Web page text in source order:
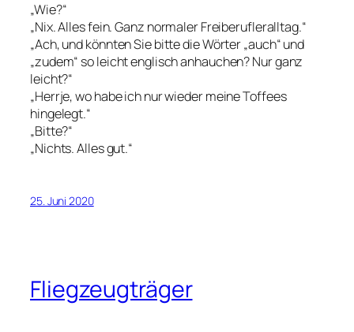
„Wie?“
„Nix. Alles fein. Ganz normaler Freiberufleralltag.“
„Ach, und könnten Sie bitte die Wörter „auch“ und
„zudem“ so leicht englisch anhauchen? Nur ganz
leicht?“
„Herrje, wo habe ich nur wieder meine Toffees
hingelegt.“
„Bitte?“
„Nichts. Alles gut.“
25. Juni 2020
Fliegzeugträger